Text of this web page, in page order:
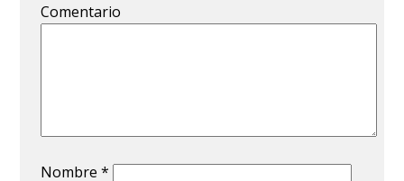
Comentario
Nombre*